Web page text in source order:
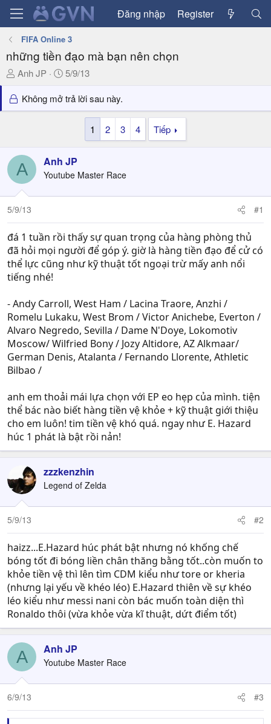
Đăng nhập Register
FIFA Online 3
những tiền đạo mà bạn nên chọn
T
r
e
a
r
e
r
Anh JP
N
à
y
5/9/13
Không mở trả lời sau này.
1 2 3 4 Tiếp
A Anh JP
Youtube Master Race
5/9/13 #1
đá 1 tuần rồi thấy sự quan trọng của hàng phòng thủ
đã hỏi mọi người để góp ý. giờ là hàng tiền đạo để cử có
thể lực cũng như kỹ thuật tốt ngoại trừ mấy anh nổi
tiếng nhé!
- Andy Carroll, West Ham / Lacina Traore, Anzhi /
Romelu Lukaku, West Brom / Victor Anichebe, Everton /
Alvaro Negredo, Sevilla / Dame N'Doye, Lokomotiv
Moscow/ Wilfried Bony / Jozy Altidore, AZ Alkmaar/
German Denis, Atalanta / Fernando Llorente, Athletic
Bilbao /
anh em thoải mái lựa chọn với EP eo hẹp của mình. tiện
thể bác nào biết hàng tiền vệ khỏe + kỹ thuật giới thiệu
cho em luôn! tim tiền vệ khó quá. ngay như E. Hazard
húc 1 phát là bật rồi nản!
zzzkenzhin
Legend of Zelda
5/9/13 #2
haizz...E.Hazard húc phát bật nhưng nó khống chế
bóng tốt đi bóng liền chân thăng bằng tốt..còn muốn to
khỏe tiền vệ thì lên tìm CDM kiểu như tore or kheria
(nhưng lại yếu về khéo léo) E.Hazard thiên về sự khéo
léo kiểu như messi nani còn bác muốn toàn diện thì
Ronaldo thôi (vừa khỏe vừa kĩ thuật, dứt điểm tốt)
A Anh JP
Youtube Master Race
6/9/13 #3